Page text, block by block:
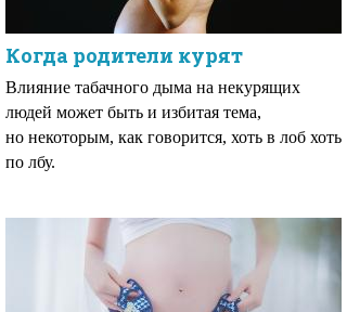
Когда родители курят
Влияние табачного дыма на некурящих
людей может быть и избитая тема,
но некоторым, как говорится, хоть в лоб хоть
по лбу.